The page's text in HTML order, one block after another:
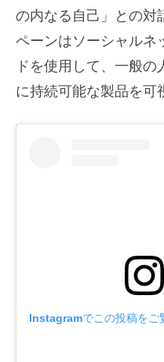
の内なる自己」との対
ペーンはソーシャルネ
ドを使用して、一般
に持続可能な製品を可
Instagramでこの投稿をご